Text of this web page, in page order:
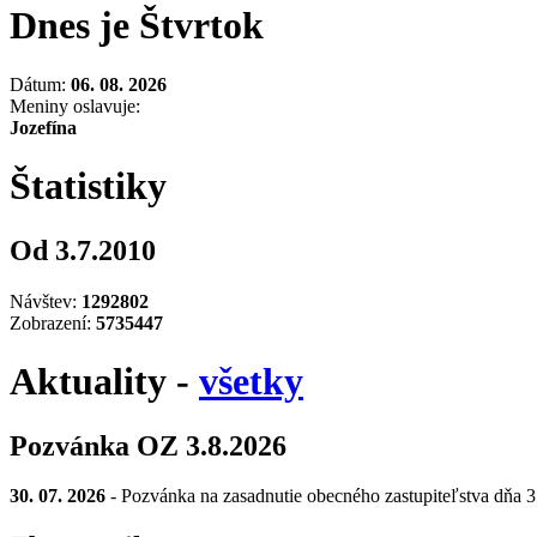
Dnes je Štvrtok
Dátum: 06. 08. 2026
Meniny oslavuje:
Jozefína
Štatistiky
Od 3.7.2010
Návštev: 1292802
Zobrazení: 5735447
Aktuality - všetky
Pozvánka OZ 3.8.2026
30. 07. 2026 - Pozvánka na zasadnutie obecného zastupiteľstva dňa